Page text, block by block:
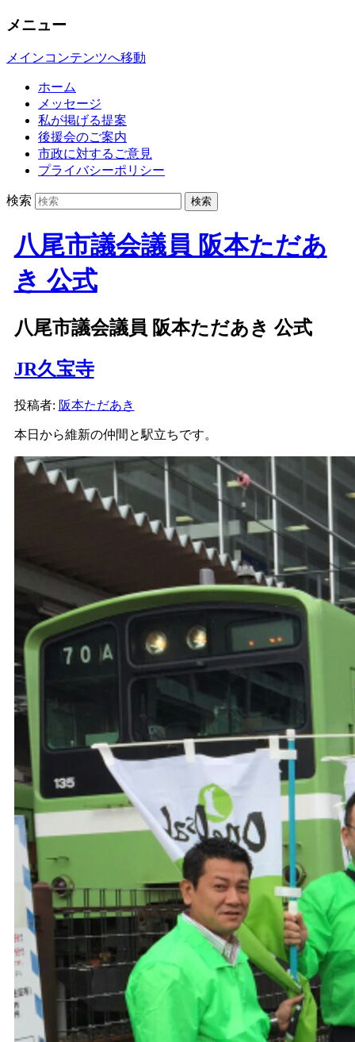
メニュー
メインコンテンツへ移動
ホーム
メッセージ
私が掲げる提案
後援会のご案内
市政に対するご意見
プライバシーポリシー
検索
八尾市議会議員 阪本ただあ
き 公式
八尾市議会議員 阪本ただあき 公式
JR久宝寺
投稿者: 阪本ただあき
本日から維新の仲間と駅立ちです。